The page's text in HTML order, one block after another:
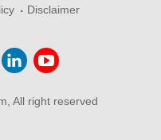
Disclaimer
All right reserved